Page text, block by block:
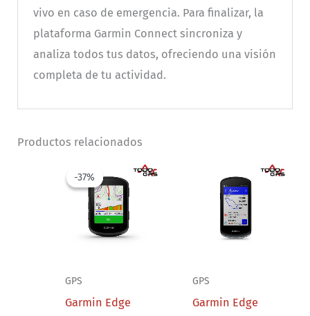
vivo en caso de emergencia. Para finalizar, la
plataforma Garmin Connect sincroniza y
analiza todos tus datos, ofreciendo una visión
completa de tu actividad.
Productos relacionados
-37%
-37%
GPS
Garmin Edge
GPS
Garmin Edge